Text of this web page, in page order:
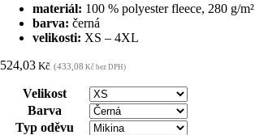
materiál: 100 % polyester fleece, 280 g/m²
barva: černá
velikosti: XS – 4XL
524,03 Kč (433,08 Kč bez DPH)
Velikost
Barva
Typ oděvu